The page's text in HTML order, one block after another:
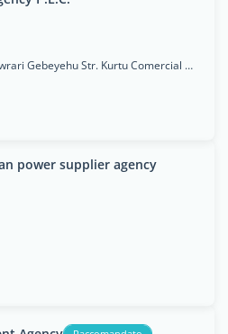
Habtegiorgis Bridge, Fitawrari Gebeyehu Str. Kurtu Comercial Center 5th Flr. Off. No. 506
power supplier agency